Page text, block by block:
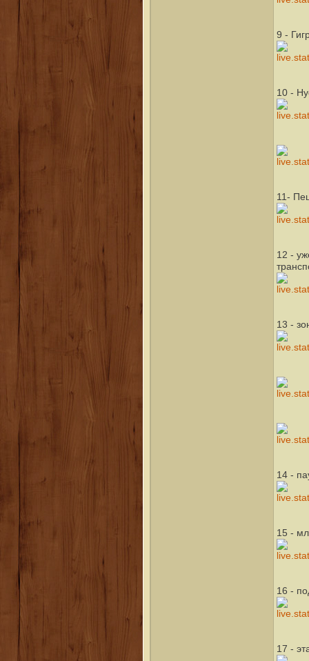
9 -
10 -
11-
12 -
13 -
14 -
15 -
16 -
17 -